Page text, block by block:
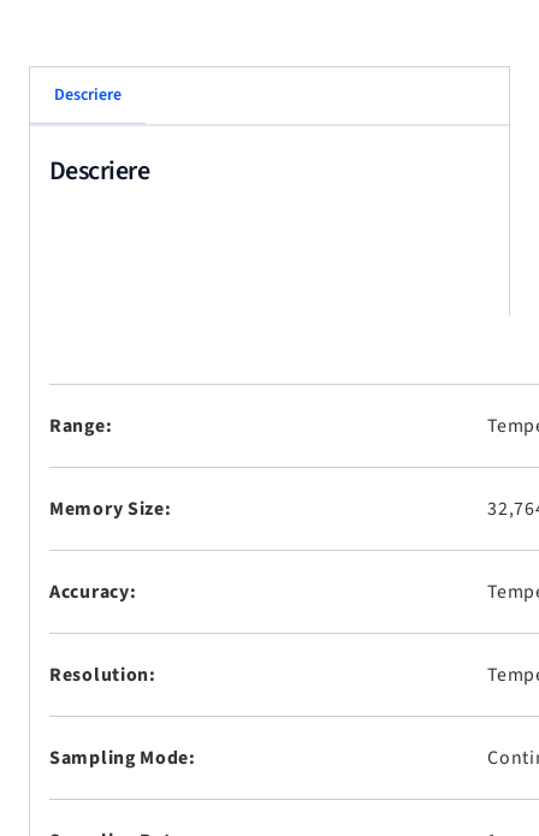
Descriere
Descriere
Range:
Memory Size:
Accuracy:
Resolution:
Sampling Mode: